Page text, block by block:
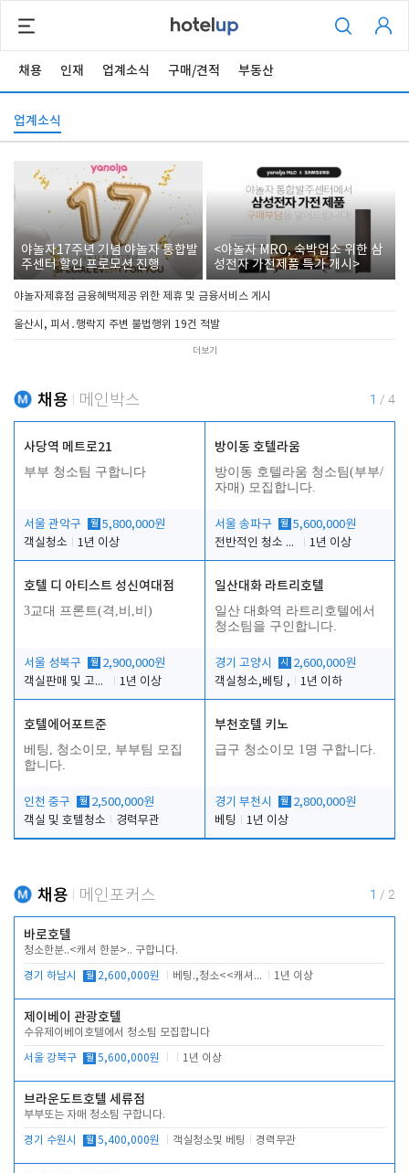
채용 인재 업계소식 구매/견적 부동산
업계소식
야놀자17주년 기념 야놀자 통합발
주센터 할인 프로모션 진행
<야놀자 MRO, 숙박업소 위한 삼
성전자 가전제품 특가 개시>
야놀자제휴점 금융혜택제공 위한 제휴 및 금융서비스 게시
울산시, 피서․행락지 주변 불법행위 19건 적발
더보기
채용 메인박스 1 / 4
사당역 메트로21
부부 청소팀 구합니다
서울 관악구 월 5,800,000원
객실청소
1년 이상
방이동 호텔라움
방이동 호텔라움 청소팀(부부/
자매) 모집합니다.
서울 송파구 월 5,600,000원
전반적인 청소 업무(객실청소.객실정리)
1년 이상
호텔 디 아티스트 성신여대점
3교대 프론트(격,비,비)
서울 성북구 월 2,900,000원
객실판매 및 고객응대
1년 이상
일산대화 라트리호텔
일산 대화역 라트리호텔에서
청소팀을 구인합니다.
경기 고양시 시
2,600,000원
객실청소,베팅 ,
1년 이하
호텔에어포트준
베팅, 청소이모, 부부팀 모집
합니다.
인천 중구 월 2,500,000원
객실 및 호텔청소
경력무관
부천호텔 키노
급구 청소이모 1명 구합니다.
경기 부천시 월 2,800,000원
베팅
1년 이상
채용 메인포커스 1 / 2
바로호텔
청소한분..<캐셔 한분>.. 구합니다.
경기 하남시 월 2,600,000원 베팅.,청소<<캐셔 모셔봅니다. 1년 이상
제이베이 관광호텔
수유제이베이호텔에서 청소팀 모집합니다
서울 강북구 월 5,600,000원 1년 이상
브라운도트호텔 세류점
부부또는 자매 청소팀 구합니다.
경기 수원시 월 5,400,000원 객실청소및 베팅 경력무관